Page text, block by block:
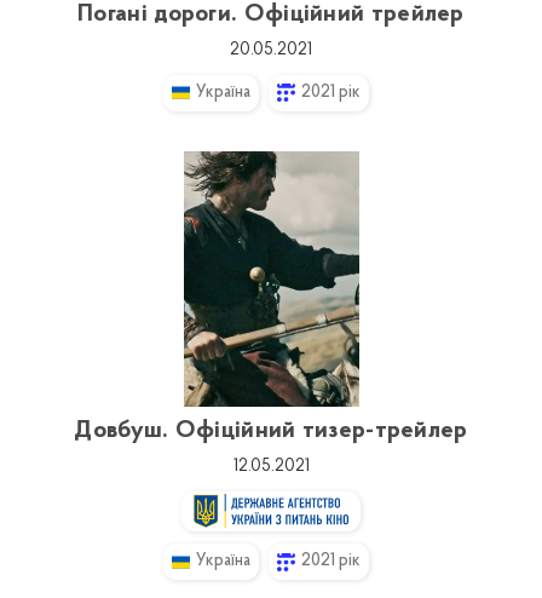
Погані дороги. Офіційний трейлер
20.05.2021
Україна 2021 рік
Довбуш. Офіційний тизер-трейлер
12.05.2021
Україна 2021 рік